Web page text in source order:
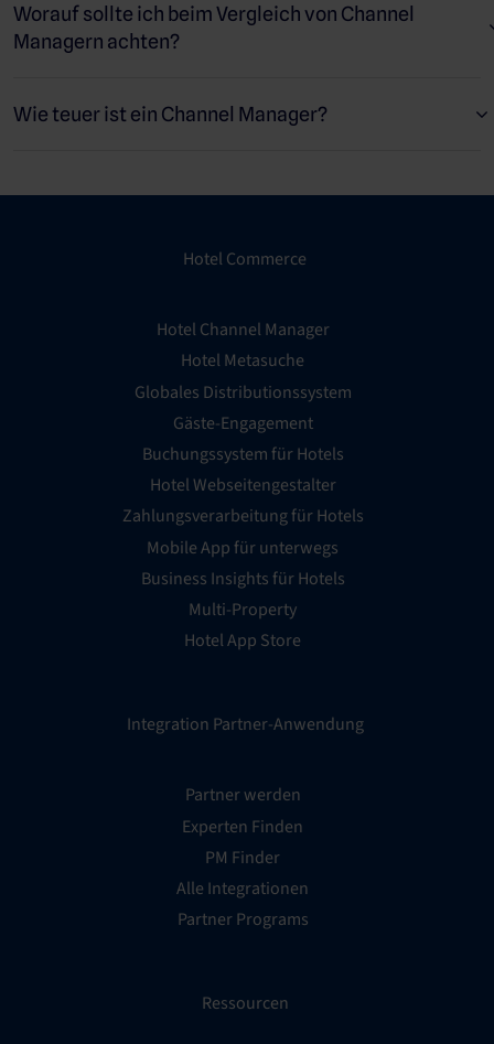
Worauf sollte ich beim Vergleich von Channel
Managern achten?
Wie teuer ist ein Channel Manager?
Hotel Commerce
Hotel Channel Manager
Hotel Metasuche
Globales Distributionssystem
Gäste-Engagement
Buchungssystem für Hotels
Hotel Webseitengestalter
Zahlungsverarbeitung für Hotels
Mobile App für unterwegs
Business Insights für Hotels
Multi-Property
Hotel App Store
Integration Partner-Anwendung
Partner werden
Experten Finden
PM Finder
Alle Integrationen
Partner Programs
Ressourcen